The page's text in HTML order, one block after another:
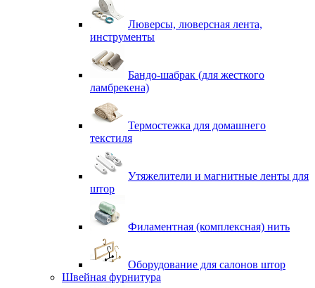
Люверсы, люверсная лента,
инструменты
Бандо-шабрак (для жесткого
ламбрекена)
Термостежка для домашнего
текстиля
Утяжелители и магнитные ленты для
штор
Филаментная (комплексная) нить
Оборудование для салонов штор
Швейная фурнитура